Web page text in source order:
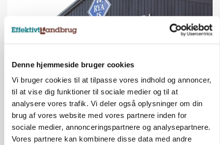
Denne hjemmeside bruger cookies
Vi bruger cookies til at tilpasse vores indhold og annoncer,
til at vise dig funktioner til sociale medier og til at
analysere vores trafik. Vi deler også oplysninger om din
brug af vores website med vores partnere inden for
sociale medier, annonceringspartnere og analysepartnere.
Vores partnere kan kombinere disse data med andre
KULTUR
Tæller Aabybro Mejeri og Axel Månsson: 21
fødevareproducenter indstillet til pris